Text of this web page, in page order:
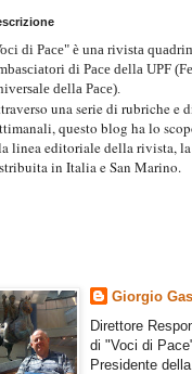
di Pace" è una rivista
di Pace della UPF
della Pace).
una serie di rubriche e
questo blog ha lo
linea editoriale della rivista,
in Italia e San Marino.
Giorgio
Direttore
di "Voci di
Presidente